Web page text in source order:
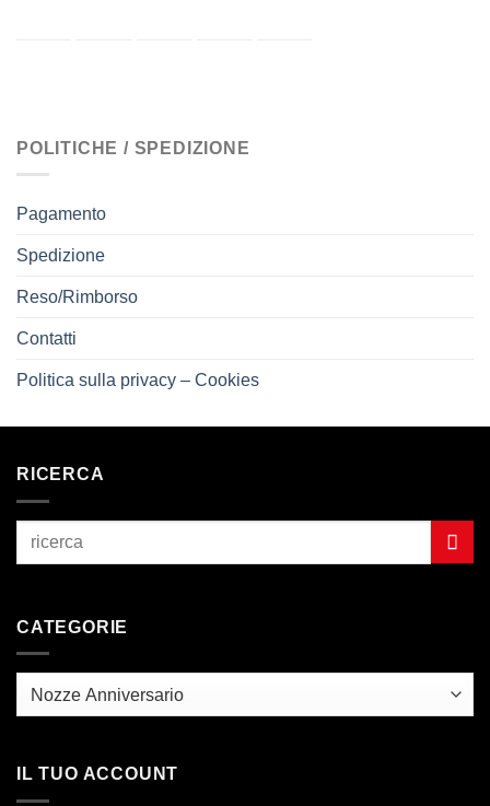
POLITICHE / SPEDIZIONE
Pagamento
Spedizione
Reso/Rimborso
Contatti
Politica sulla privacy – Cookies
RICERCA
CATEGORIE
IL TUO ACCOUNT